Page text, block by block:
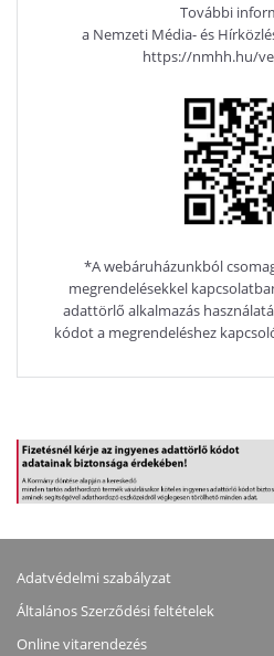
További
a Nemzeti Média- és
https://nmhh.hu/
*A webáruházunkból
megrendelésekkel
adattörlő alkalmazás
kódot a megrendeléshez
Adatvédelmi szabályzat
Általános Szerződési feltételek
Online vitarendezés